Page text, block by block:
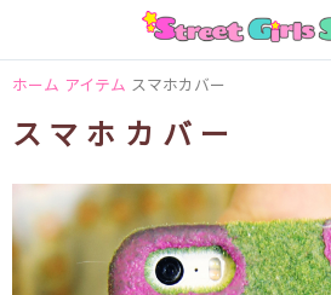
ホーム アイテム スマホカバー
スマホカバー